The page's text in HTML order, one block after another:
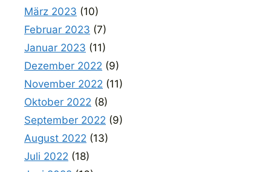
März 2023 (10)
Februar 2023 (7)
Januar 2023 (11)
Dezember 2022 (9)
November 2022 (11)
Oktober 2022 (8)
September 2022 (9)
August 2022 (13)
Juli 2022 (18)